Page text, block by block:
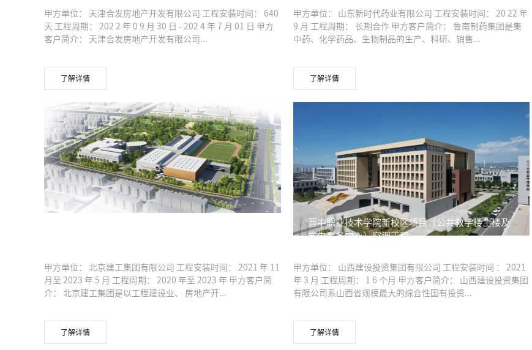
甲方单位： 天津合发房地产开发有限公司 工程安装时间： 640
天 工程周期： 202 2 年 0 9 月 30 日 - 202 4 年 7 月 01 日 甲方
客户简介： 天津合发房地产开发有限公司...
了解详情
甲方单位： 山东新时代药业有限公司 工程安装时间： 20 22 年
9 月 工程周期： 长期合作 甲方客户简介： 鲁南制药集团是集
中药、化学药品、生物制品的生产、科研、销售...
了解详情
甲方单位： 北京建工集团有限公司 工程安装时间： 2021 年 11
月至 2023 年 5 月 工程周期： 2020 年至 2023 年 甲方客户简
介： 北京建工集团是以工程建设业、 房地产开...
了解详情
晋中职业技术学院新校区项目（公共教学楼主楼及
学生事务中心）空调工程
甲方单位： 山西建设投资集团有限公司 工程安装时间 ： 2021
年 3 月 工程周期： 1 6 个月 甲方客户简介： 山西建设投资集团
有限公司系山西省规模最大的综合性国有投资...
了解详情